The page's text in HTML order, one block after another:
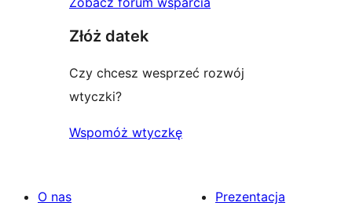
Złóż datek
Czy chcesz wesprzeć rozwój
wtyczki?
Wspomóż wtyczkę
O nas
Prezentacja